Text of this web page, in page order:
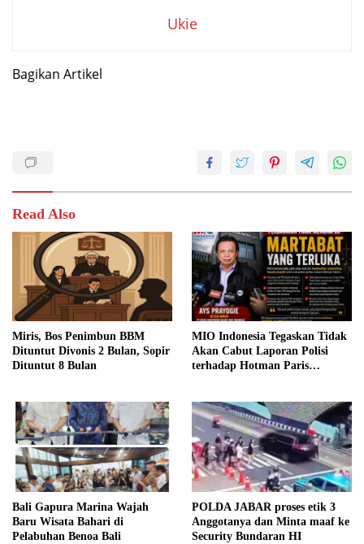
Ukie
Bagikan Artikel
Read Also
Miris, Bos Penimbun BBM
Dituntut Divonis 2 Bulan, Sopir
Dituntut 8 Bulan
MIO Indonesia Tegaskan Tidak
Akan Cabut Laporan Polisi
terhadap Hotman Paris
Bali Gapura Marina Wajah
Baru Wisata Bahari di
Pelabuhan Benoa Bali
POLDA JABAR proses etik 3
Anggotanya dan Minta maaf ke
Security Bundaran HI